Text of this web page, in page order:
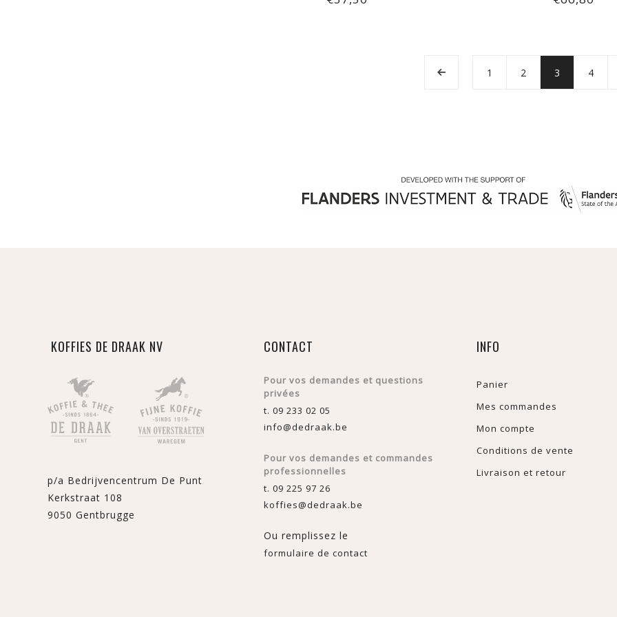
1 2 3 4
KOFFIES DE DRAAK NV
p/a Bedrijvencentrum De Punt
Kerkstraat 108
9050 Gentbrugge
CONTACT
Pour vos demandes et questions
privées
t. 09 233 02 05
info@dedraak.be
Pour vos demandes et commandes
professionnelles
t. 09 225 97 26
koffies@dedraak.be
Ou remplissez le
formulaire de contact
INFO
Panier
Mes commandes
Mon compte
Conditions de vente
Livraison et retour